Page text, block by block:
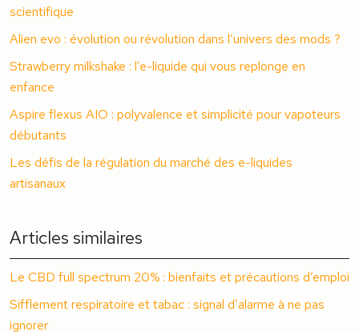
scientifique
Alien evo : évolution ou révolution dans l’univers des mods ?
Strawberry milkshake : l’e-liquide qui vous replonge en
enfance
Aspire flexus AIO : polyvalence et simplicité pour vapoteurs
débutants
Les défis de la régulation du marché des e-liquides
artisanaux
Articles similaires
Le CBD full spectrum 20% : bienfaits et précautions d’emploi
Sifflement respiratoire et tabac : signal d’alarme à ne pas
ignorer